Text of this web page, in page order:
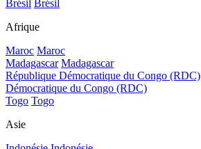
Brésil Brésil
Afrique
Maroc Maroc
Madagascar Madagascar
République Démocratique du Congo (RDC)
Démocratique du Congo (RDC)
Togo Togo
Asie